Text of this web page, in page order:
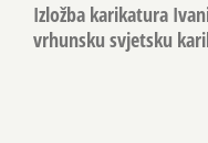
Izložba karikatura
vrhunsku svjetsku